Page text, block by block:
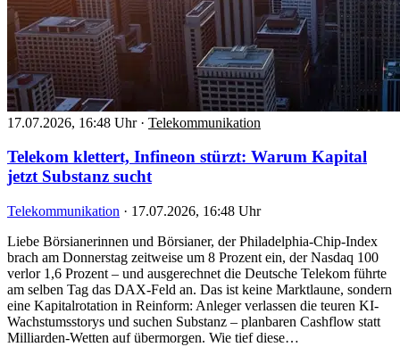
17.07.2026, 16:48 Uhr · Telekommunikation
Telekom klettert, Infineon stürzt: Warum Kapital
jetzt Substanz sucht
Telekommunikation · 17.07.2026, 16:48 Uhr
Liebe Börsianerinnen und Börsianer, der Philadelphia-Chip-Index
brach am Donnerstag zeitweise um 8 Prozent ein, der Nasdaq 100
verlor 1,6 Prozent – und ausgerechnet die Deutsche Telekom führte
am selben Tag das DAX-Feld an. Das ist keine Marktlaune, sondern
eine Kapitalrotation in Reinform: Anleger verlassen die teuren KI-
Wachstumsstorys und suchen Substanz – planbaren Cashflow statt
Milliarden-Wetten auf übermorgen. Wie tief diese…